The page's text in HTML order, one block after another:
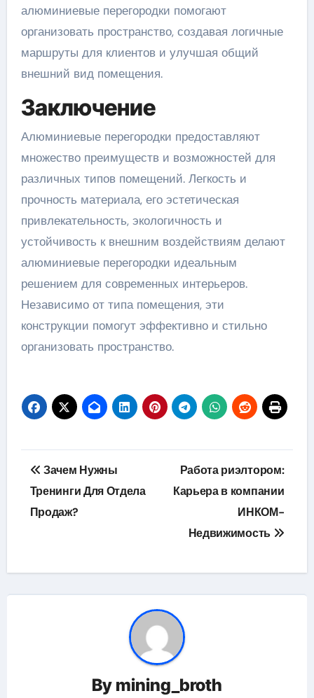
алюминиевые перегородки помогают
организовать пространство, создавая логичные
маршруты для клиентов и улучшая общий
внешний вид помещения.
Заключение
Алюминиевые перегородки предоставляют
множество преимуществ и возможностей для
различных типов помещений. Легкость и
прочность материала, его эстетическая
привлекательность, экологичность и
устойчивость к внешним воздействиям делают
алюминиевые перегородки идеальным
решением для современных интерьеров.
Независимо от типа помещения, эти
конструкции помогут эффективно и стильно
организовать пространство.
Навигация
по
записям
Зачем Нужны
Тренинги Для Отдела
Продаж?
Работа риэлтором:
Карьера в компании
ИНКОМ-
Недвижимость
By mining_broth